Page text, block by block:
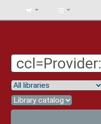
BIBLIOTECA